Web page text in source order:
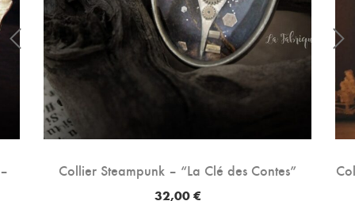
Collier Steampunk – “La Clé des Contes”
32,00€